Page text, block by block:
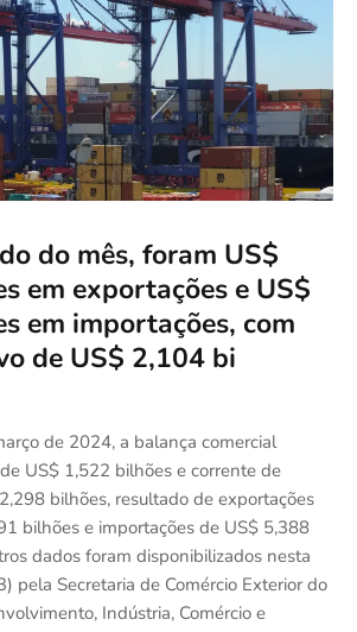
do mês, foram US$
em exportações e US$
em importações, com
de US$ 2,104 bi
de 2024, a balança comercial
US$ 1,522 bilhões e corrente de
bilhões, resultado de exportações
bilhões e importações de US$ 5,388
dados foram disponibilizados nesta
pela Secretaria de Comércio Exterior do
Indústria, Comércio e